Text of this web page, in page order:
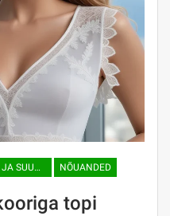
MOE TRENDID JA SUUNAD NÕUANDED
topi